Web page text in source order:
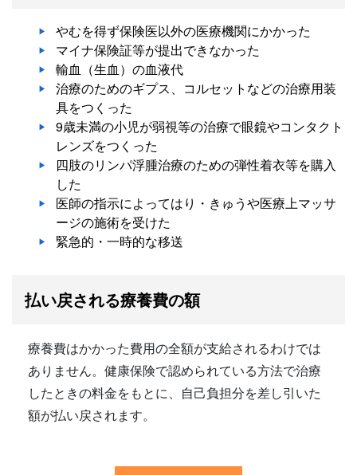
やむを得ず保険医以外の医療機関にかかった
マイナ保険証等が提出できなかった
輸血（生血）の血液代
治療のためのギプス、コルセットなどの治療用装
具をつくった
9歳未満の小児が弱視等の治療で眼鏡やコンタクト
レンズをつくった
四肢のリンパ浮腫治療のための弾性着衣等を購入
した
医師の指示によってはり・きゅうや医療上マッサ
ージの施術を受けた
緊急的・一時的な移送
払い戻される療養費の額
療養費はかかった費用の全額が支給されるわけでは
ありません。健康保険で認められている方法で治療
したときの料金をもとに、自己負担分を差し引いた
額が払い戻されます。